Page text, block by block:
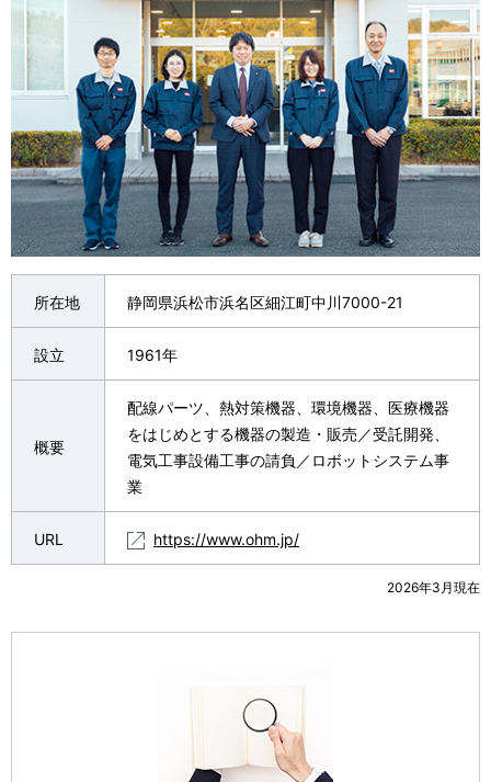
所在地 静岡県浜松市浜名区細江町中川7000-21
設立 1961年
概要
配線パーツ、熱対策機器、環境機器、医療機器
をはじめとする機器の製造・販売／受託開発、
電気工事設備工事の請負／ロボットシステム事
業
URL https://www.ohm.jp/
2026年3月現在